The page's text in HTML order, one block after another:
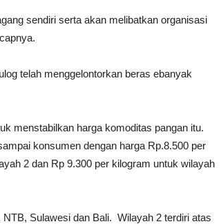
sendiri serta akan melibatkan organisasi
telah menggelontorkan beras ebanyak
menstabilkan harga komoditas pangan itu.
konsumen dengan harga Rp.8.500 per
2 dan Rp 9.300 per kilogram untuk wilayah
Sulawesi dan Bali. Wilayah 2 terdiri atas